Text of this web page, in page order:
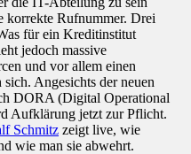
korrekte Rufnummer. Drei
für ein Kreditinstitut
jedoch massive
und vor allem einen
Angesichts der neuen
DORA (Digital Operational
Aufklärung jetzt zur Pflicht.
Schmitz zeigt live, wie
wie man sie abwehrt.